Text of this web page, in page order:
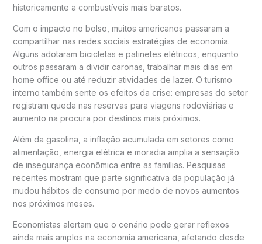
historicamente a combustíveis mais baratos.
Com o impacto no bolso, muitos americanos passaram a
compartilhar nas redes sociais estratégias de economia.
Alguns adotaram bicicletas e patinetes elétricos, enquanto
outros passaram a dividir caronas, trabalhar mais dias em
home office ou até reduzir atividades de lazer. O turismo
interno também sente os efeitos da crise: empresas do setor
registram queda nas reservas para viagens rodoviárias e
aumento na procura por destinos mais próximos.
Além da gasolina, a inflação acumulada em setores como
alimentação, energia elétrica e moradia amplia a sensação
de insegurança econômica entre as famílias. Pesquisas
recentes mostram que parte significativa da população já
mudou hábitos de consumo por medo de novos aumentos
nos próximos meses.
Economistas alertam que o cenário pode gerar reflexos
ainda mais amplos na economia americana, afetando desde